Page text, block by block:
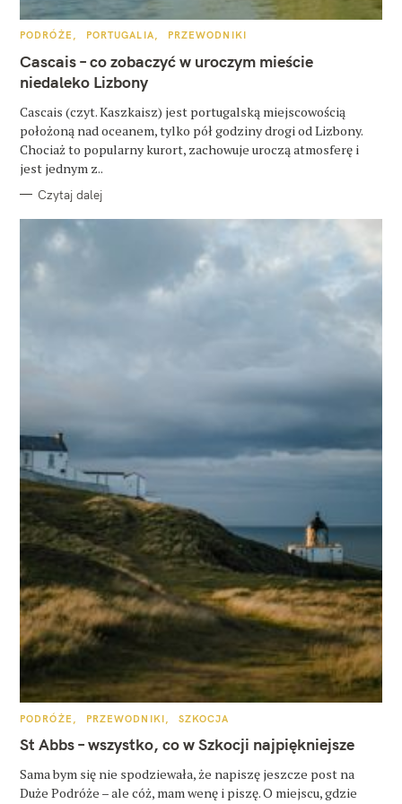
K
T
E
G
O
I
E
PODRÓŻE PORTUGALIA PRZEWODNIKI
Cascais – co zobaczyć w uroczym mieście
niedaleko Lizbony
Cascais (czyt. Kaszkaisz) jest portugalską miejscowością
położoną nad oceanem, tylko pół godziny drogi od Lizbony.
Chociaż to popularny kurort, zachowuje uroczą atmosferę i
jest jednym z..
Czytaj dalej
K
T
E
O
R
I
PODRÓŻE PRZEWODNIKI SZKOCJA
St Abbs – wszystko, co w Szkocji najpiękniejsze
Sama bym się nie spodziewała, że napiszę jeszcze post na
Duże Podróże – ale cóż, mam wenę i piszę. O miejscu, gdzie